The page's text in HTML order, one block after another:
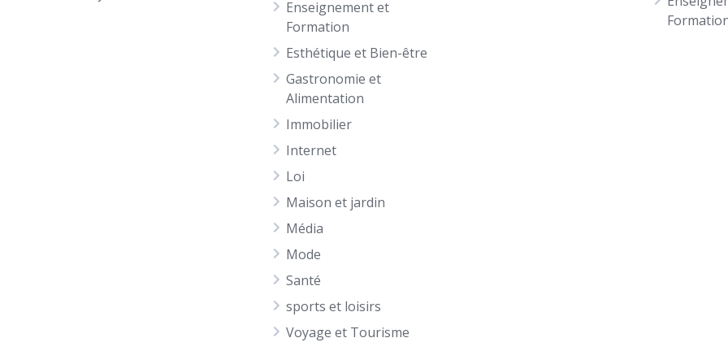
Enseignement et
Formation
Esthétique et Bien-être
Gastronomie et
Alimentation
Immobilier
Internet
Loi
Maison et jardin
Média
Mode
Santé
sports et loisirs
Voyage et Tourisme